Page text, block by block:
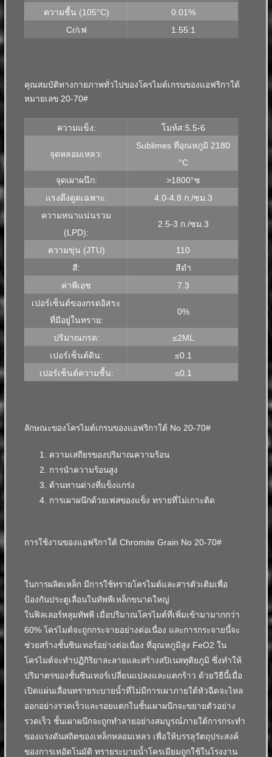
ความชื้น (105°C)
0.01%
Cr/เฟ
1.55:1
คุณสมบัติทางกายภาพทั่วไปของโครไมต์เกรนของแอฟริกาใต้
หมายเลข 20-70#
ความแข็ง: โมห์ส:5.5-6
จุดหลอมเหลว:
Sublimes ที่อุณหภูมิ 2180
°C
จุดเผาผนึก:
>1800°ซ
แรงดึงดูดเฉพาะ:
4.0-4.8 ก./ซม.3
ความหนาแน่นรวม
(LPD):
2.5-3 ก./ซม.3
ความขุ่น (JTU)
110
สี:
สีดำ
ค่าพีเอช
7.3
เปอร์เซ็นต์ของกรดอิสระ
ที่มีอยู่ในทราย:
0%
ปริมาณกรด:
≤2ML
เปอร์เซ็นต์ดิน:
≤0.1
เปอร์เซ็นต์ความชื้น:
≤0.1
ลักษณะของโครไมต์เกรนของแอฟริกาใต้ No 20-70#
ความเสถียรของปริมาณความร้อน
การนำความร้อนสูง
ต้านทานด่างที่แข็งแกร่ง
การเผาผนึกด้วยเฟสของแข็ง ทรายที่ไม่เกาะติด
การใช้งานของแอฟริกาใต้ Chromite Grain No 20-70#
ในการผลิตเหล็ก มีการใช้ทรายโครไมต์และสารตัวเติมเพื่อ
ป้องกันประตูเลื่อนในทัพพีเหล็กขนาดใหญ่
ในฟิลเลอร์หลุมทัพพี เมื่อปริมาณโครไมต์ที่เพิ่มเข้ามามากกว่า
60% โครไมต์จะถูกกระจายอย่างต่อเนื่อง และการกระจายนี้จะ
ช่วยสร้างชั้นซินเทอร์อย่างต่อเนื่อง ที่อุณหภูมิสูง FeO2 ใน
โครไมต์จะทำปฏิกิริยาละลายและสร้างสปิเนลทุติยภูมิ ซึ่งทำให้
ปริมาตรของชั้นซินเทอร์เปลี่ยนแปลงและแตกร้าว ด้วยวิธีนี้เมื่อ
เปิดแผ่นเลื่อนทรายระบายน้ำที่ไม่มีการเผาภายใต้หัวฉีดจะไหล
ออกอย่างรวดเร็วและรอยแตกในชั้นเผาผนึกจะขยายตัวอย่าง
รวดเร็ว ชั้นเผาผนึกจะถูกทำลายอย่างสมบูรณ์ภายใต้การกระทำ
ของแรงดันสถิตของเหล็กหลอมเหลว เพื่อให้บรรลุวัตถุประสงค์
ของการเทอัตโนมัติ ทรายระบายน้ำโครเมียมถูกใช้ในโรงงาน